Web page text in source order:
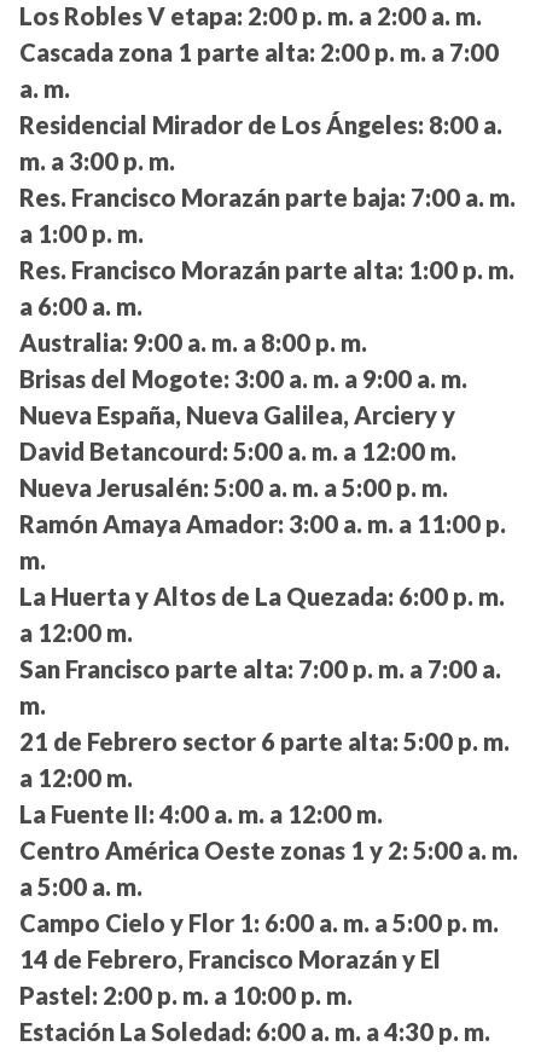
Los Robles V etapa: 2:00 p. m. a 2:00 a. m.
Cascada zona 1 parte alta: 2:00 p. m. a 7:00
a. m.
Residencial Mirador de Los Ángeles: 8:00 a.
m. a 3:00 p. m.
Res. Francisco Morazán parte baja: 7:00 a. m.
a 1:00 p. m.
Res. Francisco Morazán parte alta: 1:00 p. m.
a 6:00 a. m.
Australia: 9:00 a. m. a 8:00 p. m.
Brisas del Mogote: 3:00 a. m. a 9:00 a. m.
Nueva España, Nueva Galilea, Arciery y
David Betancourd: 5:00 a. m. a 12:00 m.
Nueva Jerusalén: 5:00 a. m. a 5:00 p. m.
Ramón Amaya Amador: 3:00 a. m. a 11:00 p.
m.
La Huerta y Altos de La Quezada: 6:00 p. m.
a 12:00 m.
San Francisco parte alta: 7:00 p. m. a 7:00 a.
m.
21 de Febrero sector 6 parte alta: 5:00 p. m.
a 12:00 m.
La Fuente II: 4:00 a. m. a 12:00 m.
Centro América Oeste zonas 1 y 2: 5:00 a. m.
a 5:00 a. m.
Campo Cielo y Flor 1: 6:00 a. m. a 5:00 p. m.
14 de Febrero, Francisco Morazán y El
Pastel: 2:00 p. m. a 10:00 p. m.
Estación La Soledad: 6:00 a. m. a 4:30 p. m.